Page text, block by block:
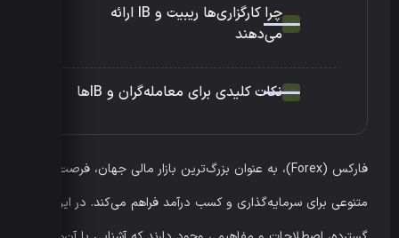
چرا کارگزاری‌ها ریبیت و IB ارائه
می‌دهند
نکات کلیدی برای معامله‌گران و IBها
فارکس (Forex)، به عنوان بزرگ‌ترین بازار مالی جهان، فرصت‌های
متنوعی برای سرمایه‌گذاری و کسب درآمد فراهم می‌کند. در این بازار